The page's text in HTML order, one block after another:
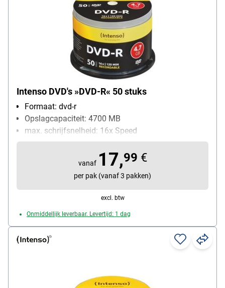
Intenso DVD's »DVD-R« 50 stuks
Formaat: dvd-r
Opslagcapaciteit: 4700 MB
max. schrijfsnelheid: 16x Speed
Inhoud per pak: 50 stuk(s)
vanaf 17,99 €
per pak (vanaf 3 pakken)
excl. btw
Onmiddellijk leverbaar. Levertijd: 1 dag